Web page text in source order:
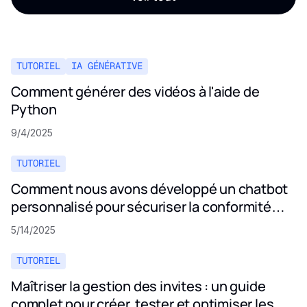
TUTORIEL IA GÉNÉRATIVE
Comment générer des vidéos à l'aide de
Python
9/4/2025
TUTORIEL
Comment nous avons développé un chatbot
personnalisé pour sécuriser la conformité
aux politiques de confidentialité
5/14/2025
TUTORIEL
Maîtriser la gestion des invites : un guide